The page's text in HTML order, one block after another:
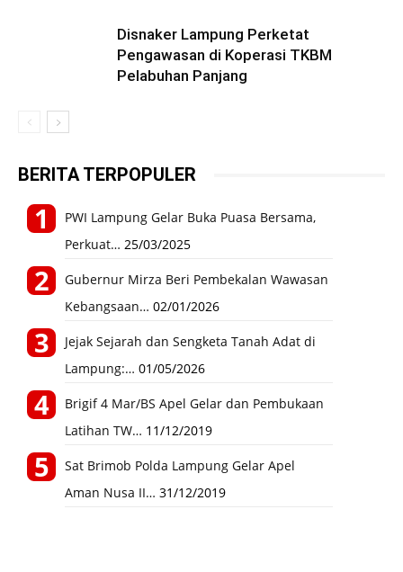
Disnaker Lampung Perketat
Pengawasan di Koperasi TKBM
Pelabuhan Panjang
BERITA TERPOPULER
PWI Lampung Gelar Buka Puasa Bersama,
Perkuat… 25/03/2025
Gubernur Mirza Beri Pembekalan Wawasan
Kebangsaan… 02/01/2026
Jejak Sejarah dan Sengketa Tanah Adat di
Lampung:… 01/05/2026
Brigif 4 Mar/BS Apel Gelar dan Pembukaan
Latihan TW… 11/12/2019
Sat Brimob Polda Lampung Gelar Apel
Aman Nusa II… 31/12/2019